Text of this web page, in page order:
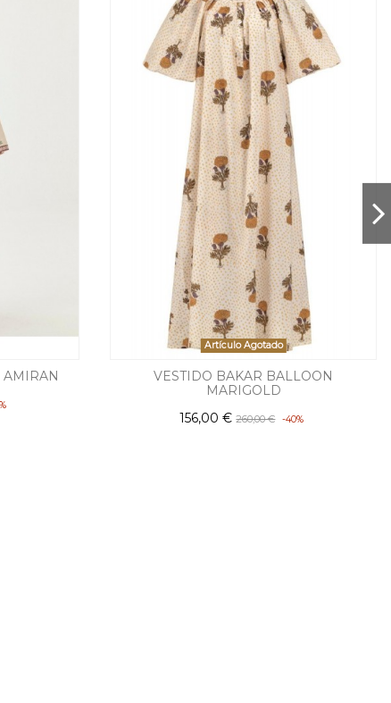
AMIRAN
Artículo Agotado
VESTIDO BAKAR BALLOON
MARIGOLD
156,00 € 260,00 € -40%